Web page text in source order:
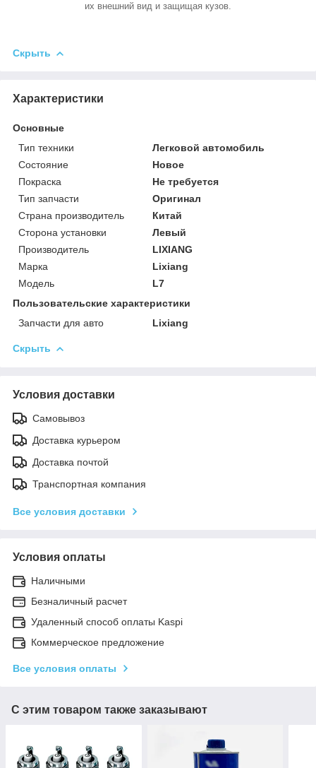
их внешний вид и защищая кузов.
Скрыть
Характеристики
Основные
Тип техники
Легковой автомобиль
Состояние
Новое
Покраска
Не требуется
Тип запчасти
Оригинал
Страна производитель
Китай
Сторона установки
Левый
Производитель
LIXIANG
Марка
Lixiang
Модель
L7
Пользовательские характеристики
Запчасти для авто
Lixiang
Скрыть
Условия доставки
Самовывоз
Доставка курьером
Доставка почтой
Транспортная компания
Все условия доставки
Условия оплаты
Наличными
Безналичный расчет
Удаленный способ оплаты Kaspi
Коммерческое предложение
Все условия оплаты
С этим товаром также заказывают